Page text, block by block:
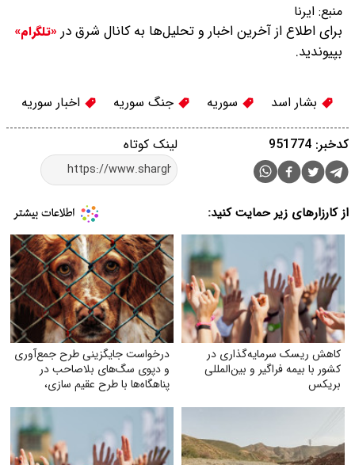
منبع: ایرنا
برای اطلاع از آخرین اخبار و تحلیل‌ها به کانال شرق در «تلگرام»
بپیوندید.
بشار اسد سوریه جنگ سوریه اخبار سوریه
لینک کوتاه کدخبر: 951774
از کارزارهای زیر حمایت کنید:
کاهش ریسک سرمایه‌گذاری در
کشور با بیمه فراگیر و بین‌المللی
بریکس
درخواست جایگزینی طرح جمع‌آوری
و دپوی سگ‌های بلاصاحب در
پناهگاه‌ها با طرح عقیم سازی،
فرهنگسازی عمومی